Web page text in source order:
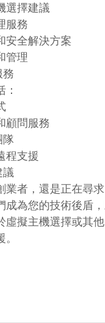
選擇建議
服務
安全解決方案
管理
務
顧問服務
隊
程支援
議
業者，還是正在尋
成為您的技術後盾
虛擬主機選擇或其